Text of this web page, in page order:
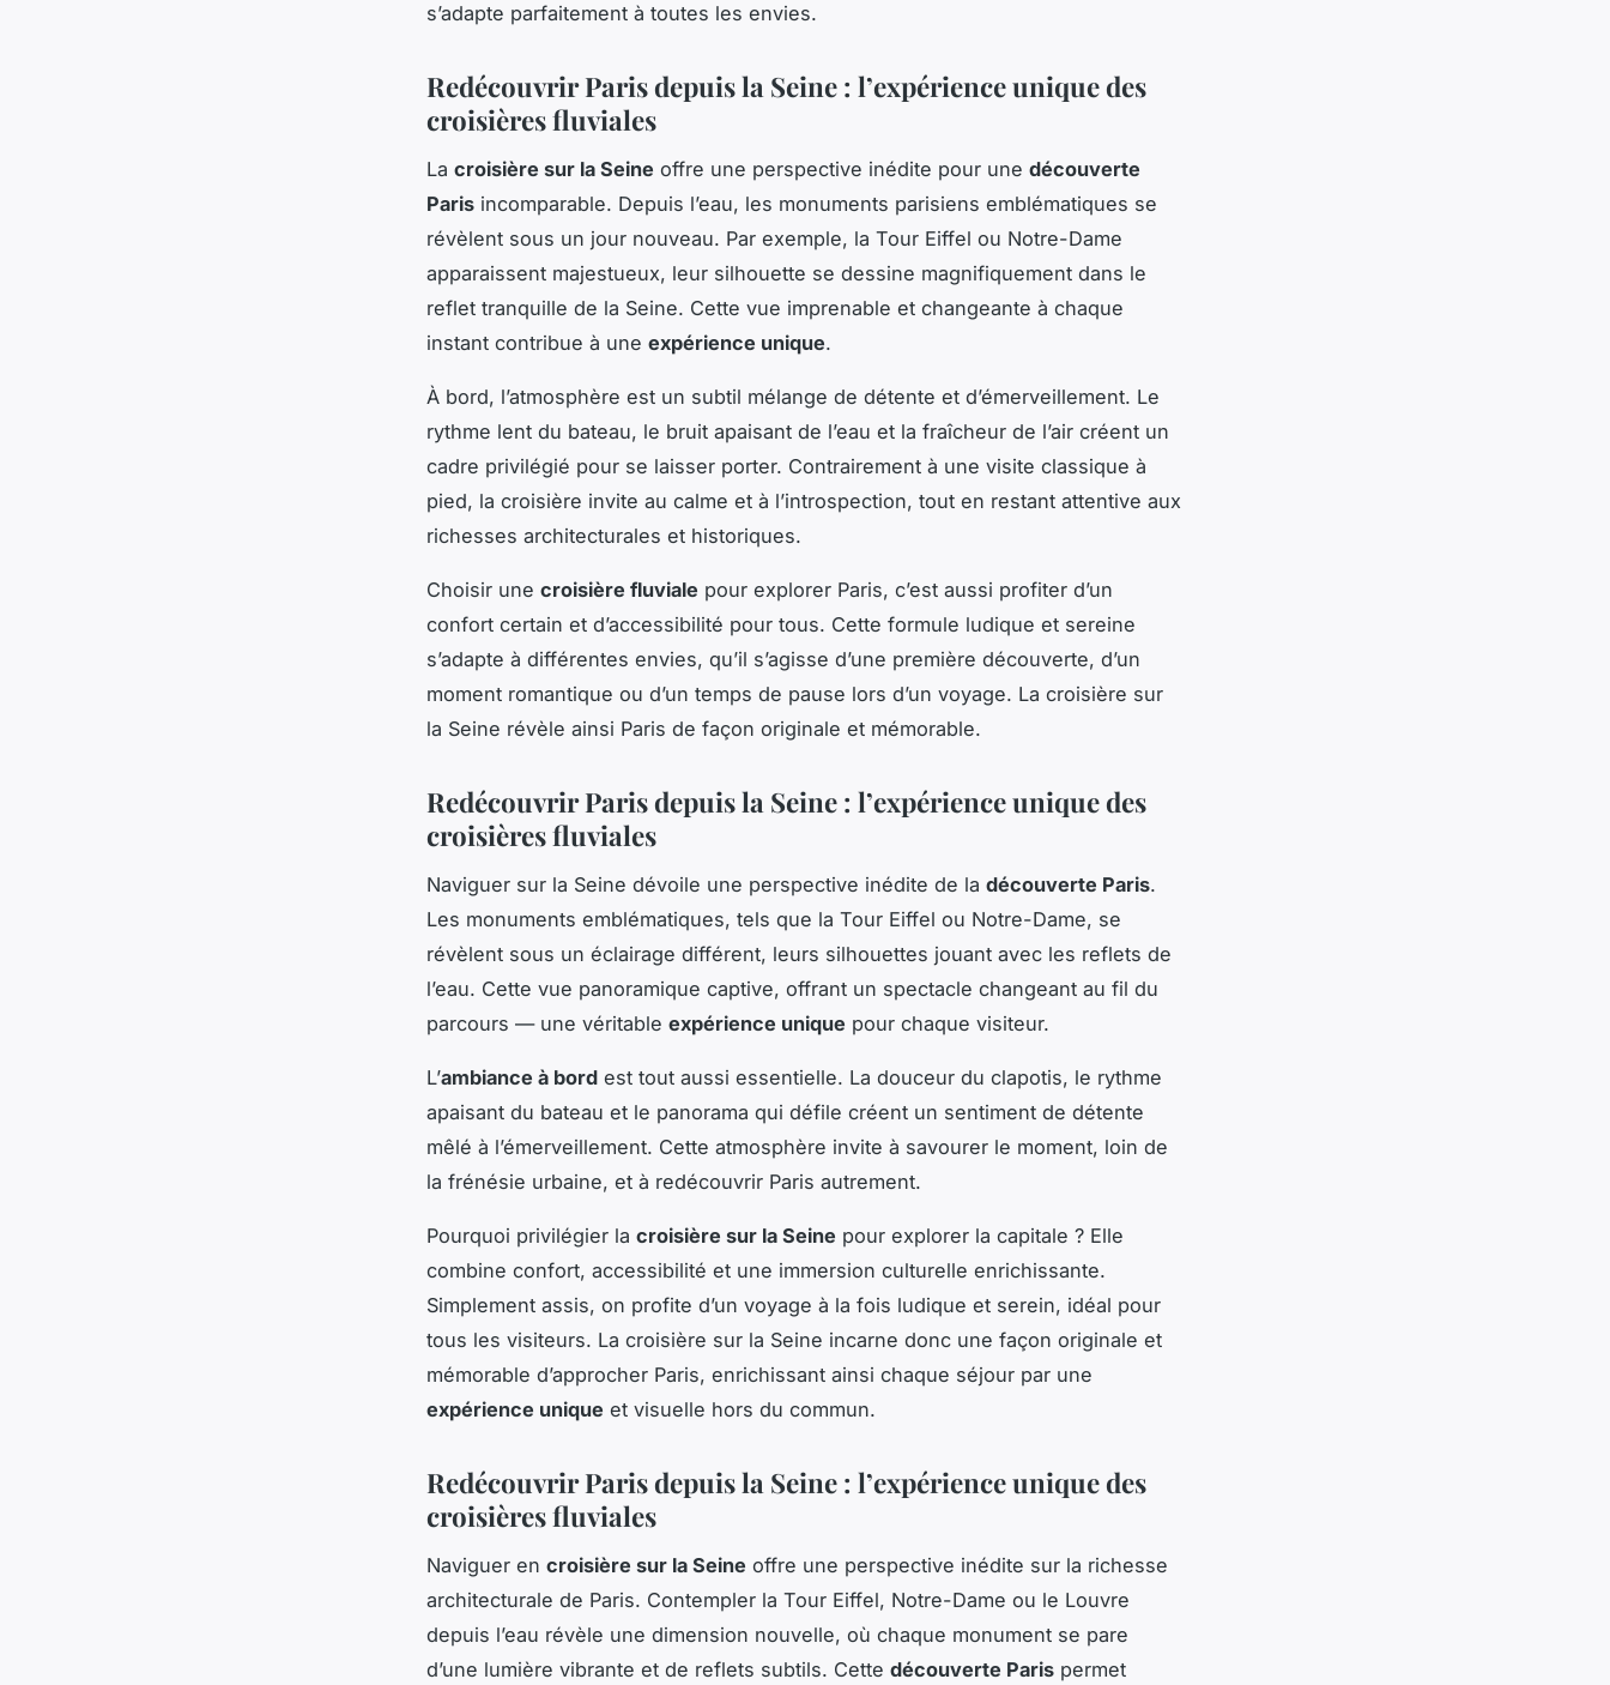
s’adapte parfaitement à toutes les envies.
Redécouvrir Paris depuis la Seine : l’expérience unique des
croisières fluviales
La croisière sur la Seine offre une perspective inédite pour une découverte
Paris incomparable. Depuis l’eau, les monuments parisiens emblématiques se
révèlent sous un jour nouveau. Par exemple, la Tour Eiffel ou Notre-Dame
apparaissent majestueux, leur silhouette se dessine magnifiquement dans le
reflet tranquille de la Seine. Cette vue imprenable et changeante à chaque
instant contribue à une expérience unique.
À bord, l’atmosphère est un subtil mélange de détente et d’émerveillement. Le
rythme lent du bateau, le bruit apaisant de l’eau et la fraîcheur de l’air créent un
cadre privilégié pour se laisser porter. Contrairement à une visite classique à
pied, la croisière invite au calme et à l’introspection, tout en restant attentive aux
richesses architecturales et historiques.
Choisir une croisière fluviale pour explorer Paris, c’est aussi profiter d’un
confort certain et d’accessibilité pour tous. Cette formule ludique et sereine
s’adapte à différentes envies, qu’il s’agisse d’une première découverte, d’un
moment romantique ou d’un temps de pause lors d’un voyage. La croisière sur
la Seine révèle ainsi Paris de façon originale et mémorable.
Redécouvrir Paris depuis la Seine : l’expérience unique des
croisières fluviales
Naviguer sur la Seine dévoile une perspective inédite de la découverte Paris.
Les monuments emblématiques, tels que la Tour Eiffel ou Notre-Dame, se
révèlent sous un éclairage différent, leurs silhouettes jouant avec les reflets de
l’eau. Cette vue panoramique captive, offrant un spectacle changeant au fil du
parcours — une véritable expérience unique pour chaque visiteur.
L’ambiance à bord est tout aussi essentielle. La douceur du clapotis, le rythme
apaisant du bateau et le panorama qui défile créent un sentiment de détente
mêlé à l’émerveillement. Cette atmosphère invite à savourer le moment, loin de
la frénésie urbaine, et à redécouvrir Paris autrement.
Pourquoi privilégier la croisière sur la Seine pour explorer la capitale ? Elle
combine confort, accessibilité et une immersion culturelle enrichissante.
Simplement assis, on profite d’un voyage à la fois ludique et serein, idéal pour
tous les visiteurs. La croisière sur la Seine incarne donc une façon originale et
mémorable d’approcher Paris, enrichissant ainsi chaque séjour par une
expérience unique et visuelle hors du commun.
Redécouvrir Paris depuis la Seine : l’expérience unique des
croisières fluviales
Naviguer en croisière sur la Seine offre une perspective inédite sur la richesse
architecturale de Paris. Contempler la Tour Eiffel, Notre-Dame ou le Louvre
depuis l’eau révèle une dimension nouvelle, où chaque monument se pare
d’une lumière vibrante et de reflets subtils. Cette découverte Paris permet